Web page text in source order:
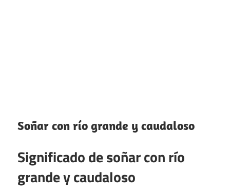
Soñar con río grande y caudaloso
Significado de soñar con río
grande y caudaloso